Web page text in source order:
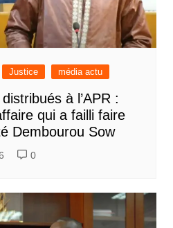
Justice média actu
à l’APR :
qui a failli faire
Dembourou Sow
0